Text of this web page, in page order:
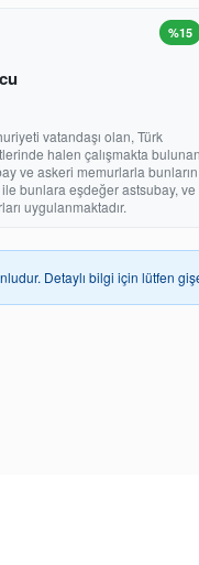
%15
vatandaşı olan, Türk
halen çalışmakta bulunan
ve askeri memurlarla bunların
ile bunlara eşdeğer astsubay, ve
uygulanmaktadır.
Detaylı bilgi için lütfen